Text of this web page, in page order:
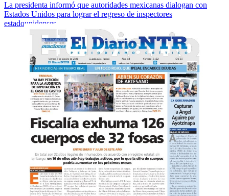
La presidenta informó que autoridades mexicanas dialogan con
Estados Unidos para lograr el regreso de inspectores
estadounidenses